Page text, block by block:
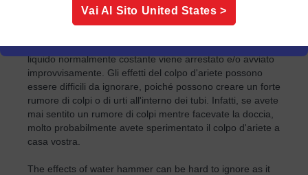
L'effetto colpo d'ariete, noto anche come shock idraulico,
è ciò che viene definito carico d'urto, ovvero la forza
quale scorre un liquido o del vapore. Si verifica quando un
liquido normalmente costante viene arrestato e/o avviato
improvvisamente. Gli effetti del colpo d'ariete possono
essere difficili da ignorare, poiché possono creare un forte
rumore di colpi o di urti all'interno dei tubi. Infatti, se avete
mai sentito un rumore di colpi mentre facevate la doccia,
molto probabilmente avete sperimentato il colpo d'ariete a
casa vostra.
The effects of water hammer can be hard to ignore as it
Vai Al Sito United States >